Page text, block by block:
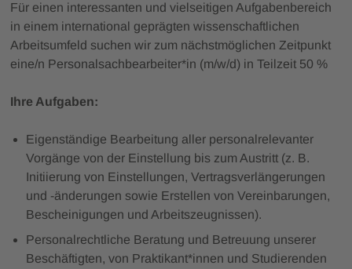
Für einen interessanten und vielseitigen Aufgabenbereich
in einem international geprägten wissenschaftlichen
Arbeitsumfeld suchen wir zum nächstmöglichen Zeitpunkt
eine/n Personalsachbearbeiter*in (m/w/d) in Teilzeit 50 %
Ihre Aufgaben:
Eigenständige Bearbeitung aller personalrelevanter
Vorgänge von der Einstellung bis zum Austritt (z. B.
Initiierung von Einstellungen, Vertragsverlängerungen
und -änderungen sowie Erstellen von Vereinbarungen,
Bescheinigungen und Arbeitszeugnissen).
Personalrechtliche Beratung und Betreuung unserer
Beschäftigten, von Praktikant*innen und Studierenden